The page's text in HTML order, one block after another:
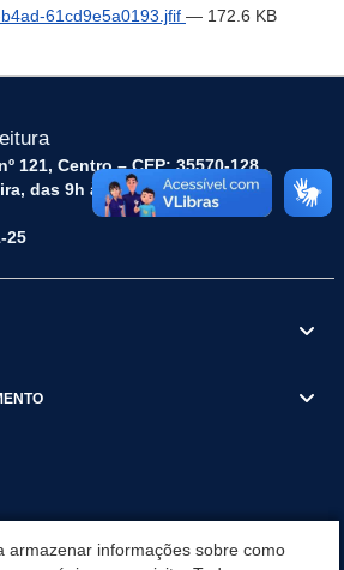
61cd9e5a0193.jfif — 172.6 KB
121, Centro – CEP: 35570-128
das 9h às 16h
25
armazenar informações sobre como